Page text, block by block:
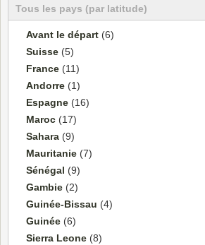
Tous les pays (par latitude)
Avant le départ (6)
Suisse (5)
France (11)
Andorre (1)
Espagne (16)
Maroc (17)
Sahara (9)
Mauritanie (7)
Sénégal (9)
Gambie (2)
Guinée-Bissau (4)
Guinée (6)
Sierra Leone (8)